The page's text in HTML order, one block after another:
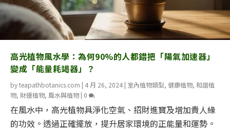
高光植物風水學：為何90%的人都錯把「陽氣加速器」
變成「能量耗竭器」？
byteapathbotanics.com | 4 月 26, 2024 | 室內植物類型, 健康植物, 和諧植
物, 財運植物, 風水與植物 | 0
在風水中，高光植物具淨化空氣、招財進寶及增加貴人緣
的功效。透過正確擺放，提升居家環境的正能量和運勢。